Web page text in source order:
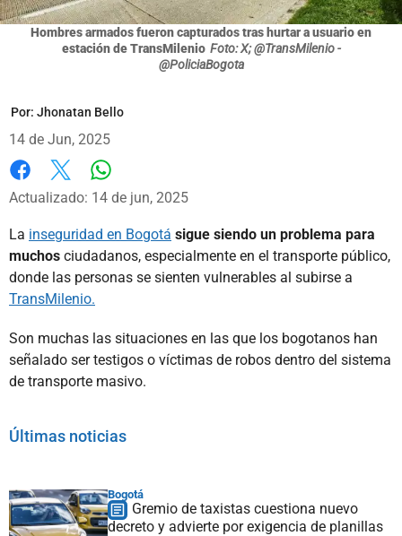
Hombres armados fueron capturados tras hurtar a usuario en
estación de TransMilenio Foto: X; @TransMilenio -
@PoliciaBogota
Por: Jhonatan Bello
14 de Jun, 2025
Facebook
X
Actualizado: 14 de jun, 2025
La inseguridad en Bogotá sigue siendo un problema para
muchos ciudadanos, especialmente en el transporte público,
donde las personas se sienten vulnerables al subirse a
TransMilenio.
Son muchas las situaciones en las que los bogotanos han
señalado ser testigos o víctimas de robos dentro del sistema
de transporte masivo.
Últimas noticias
Bogotá
Gremio de taxistas cuestiona nuevo
decreto y advierte por exigencia de planillas